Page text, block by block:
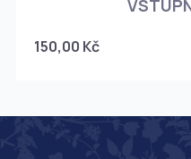
150,00 Kč